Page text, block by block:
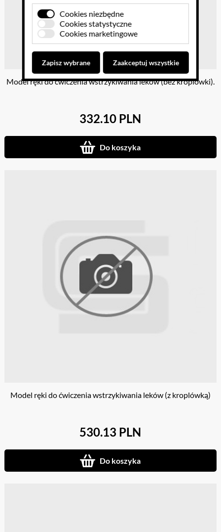
Model ręki do ćwiczenia wstrzykiwania leków (bez kroplówki).
332.10 PLN
Do koszyka
Model ręki do ćwiczenia wstrzykiwania leków (z kroplówką)
530.13 PLN
Do koszyka
Cookies niezbędne
Cookies statystyczne
Cookies marketingowe
Zapisz wybrane Zaakceptuj wszystkie